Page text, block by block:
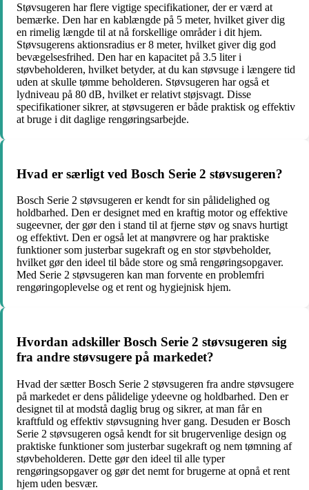
Støvsugeren har flere vigtige specifikationer, der er værd at
bemærke. Den har en kablængde på 5 meter, hvilket giver dig
en rimelig længde til at nå forskellige områder i dit hjem.
Støvsugerens aktionsradius er 8 meter, hvilket giver dig god
bevægelsesfrihed. Den har en kapacitet på 3.5 liter i
støvbeholderen, hvilket betyder, at du kan støvsuge i længere tid
uden at skulle tømme beholderen. Støvsugeren har også et
lydniveau på 80 dB, hvilket er relativt støjsvagt. Disse
specifikationer sikrer, at støvsugeren er både praktisk og effektiv
at bruge i dit daglige rengøringsarbejde.
Hvad er særligt ved Bosch Serie 2 støvsugeren?
Bosch Serie 2 støvsugeren er kendt for sin pålidelighed og
holdbarhed. Den er designet med en kraftig motor og effektive
sugeevner, der gør den i stand til at fjerne støv og snavs hurtigt
og effektivt. Den er også let at manøvrere og har praktiske
funktioner som justerbar sugekraft og en stor støvbeholder,
hvilket gør den ideel til både store og små rengøringsopgaver.
Med Serie 2 støvsugeren kan man forvente en problemfri
rengøringoplevelse og et rent og hygiejnisk hjem.
Hvordan adskiller Bosch Serie 2 støvsugeren sig
fra andre støvsugere på markedet?
Hvad der sætter Bosch Serie 2 støvsugeren fra andre støvsugere
på markedet er dens pålidelige ydeevne og holdbarhed. Den er
designet til at modstå daglig brug og sikrer, at man får en
kraftfuld og effektiv støvsugning hver gang. Desuden er Bosch
Serie 2 støvsugeren også kendt for sit brugervenlige design og
praktiske funktioner som justerbar sugekraft og nem tømning af
støvbeholderen. Dette gør den ideel til alle typer
rengøringsopgaver og gør det nemt for brugerne at opnå et rent
hjem uden besvær.